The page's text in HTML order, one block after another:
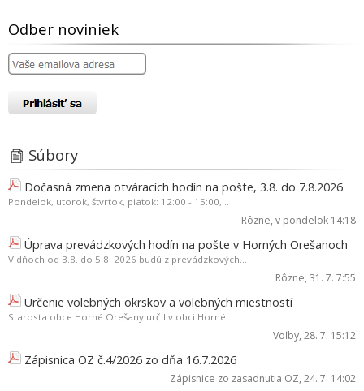
Odber noviniek
Súbory
Dočasná zmena otváracích hodín na pošte, 3.8. do 7.8.2026
Pondelok, utorok, štvrtok, piatok: 12:00 - 15:00,...
Rôzne, v pondelok 14:18
Úprava prevádzkových hodín na pošte v Horných Orešanoch
V dňoch od 3.8. do 5.8. 2026 budú z prevádzkových...
Rôzne, 31. 7. 7:55
Určenie volebných okrskov a volebných miestností
Starosta obce Horné Orešany určil v obci Horné...
Voľby, 28. 7. 15:12
Zápisnica OZ č.4/2026 zo dňa 16.7.2026
Zápisnice zo zasadnutia OZ, 24. 7. 14:02